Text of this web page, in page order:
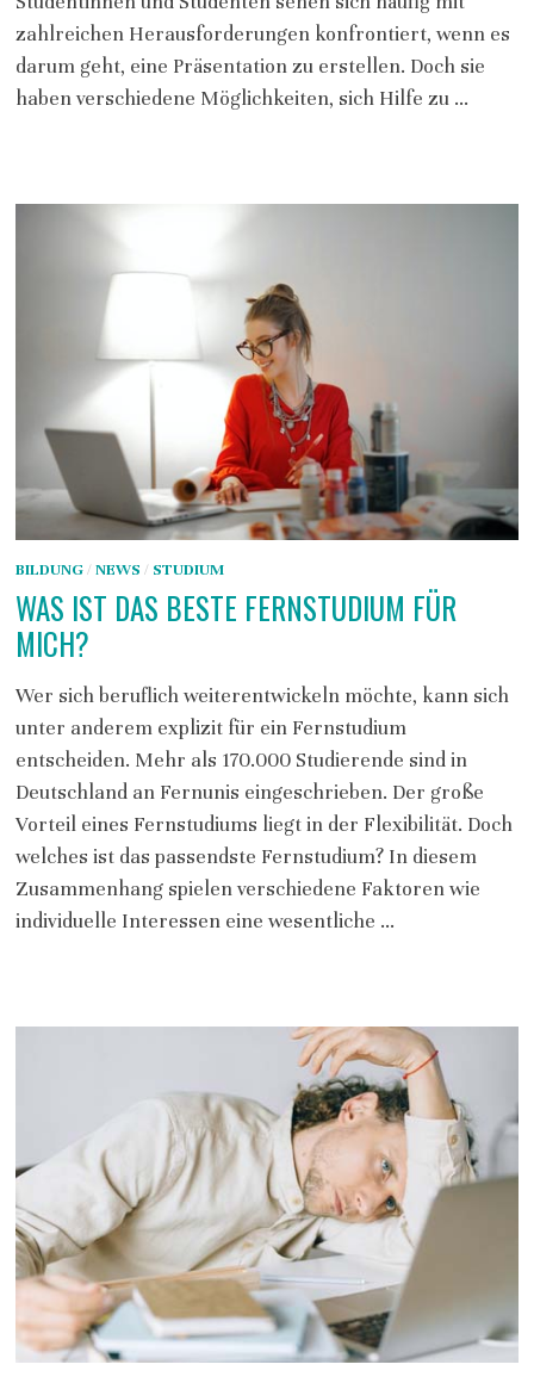
zahlreichen Herausforderungen konfrontiert, wenn es
darum geht, eine Präsentation zu erstellen. Doch sie
haben verschiedene Möglichkeiten, sich Hilfe zu …
BILDUNG/ NEWS / STUDIUM
WAS IST DAS BESTE FERNSTUDIUM FÜR
MICH?
Wer sich beruflich weiterentwickeln möchte, kann sich
unter anderem explizit für ein Fernstudium
entscheiden. Mehr als 170.000 Studierende sind in
Deutschland an Fernunis eingeschrieben. Der große
Vorteil eines Fernstudiums liegt in der Flexibilität. Doch
welches ist das passendste Fernstudium? In diesem
Zusammenhang spielen verschiedene Faktoren wie
individuelle Interessen eine wesentliche …